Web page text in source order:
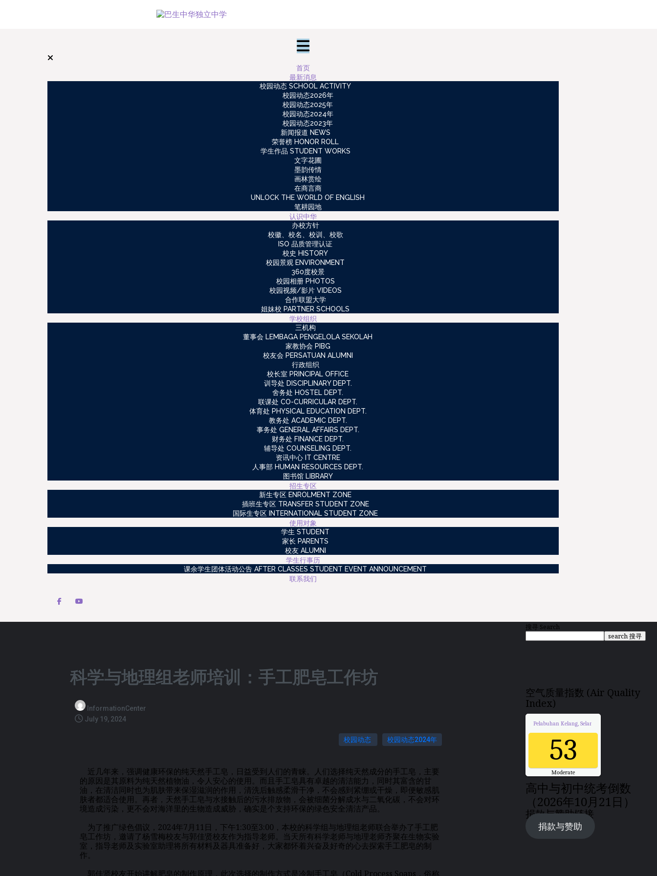
首页
最新消息
校园动态 SCHOOL ACTIVITY
校园动态2026年
校园动态2025年
校园动态2024年
校园动态2023年
新闻报道 NEWS
荣誉榜 HONOR ROLL
学生作品 STUDENT WORKS
文字花圃
墨韵传情
画林赏绘
在商言商
UNLOCK THE WORLD OF ENGLISH
笔耕园地
认识中华
办校方针
校徽、校名、校训、校歌
ISO 品质管理认证
校史 HISTORY
校园景观 ENVIRONMENT
360度校景
校园相册 PHOTOS
校园视频/影片 VIDEOS
合作联盟大学
姐妹校 PARTNER SCHOOLS
学校组织
三机构
董事会 LEMBAGA PENGELOLA SEKOLAH
家教协会 PIBG
校友会 PERSATUAN ALUMNI
行政组织
校长室 PRINCIPAL OFFICE
训导处 DISCIPLINARY DEPT.
舍务处 HOSTEL DEPT.
联课处 CO-CURRICULAR DEPT.
体育处 PHYSICAL EDUCATION DEPT.
教务处 ACADEMIC DEPT.
事务处 GENERAL AFFAIRS DEPT.
财务处 FINANCE DEPT.
辅导处 COUNSELING DEPT.
资讯中心 IT CENTRE
人事部 HUMAN RESOURCES DEPT.
图书馆 LIBRARY
招生专区
新生专区 ENROLMENT ZONE
插班生专区 TRANSFER STUDENT ZONE
国际生专区 INTERNATIONAL STUDENT ZONE
使用对象
学生 STUDENT
家长 PARENTS
校友 ALUMNI
学生行事历
课余学生团体活动公告 AFTER CLASSES STUDENT EVENT ANNOUNCEMENT
联系我们
科学与地理组老师培训：手工肥皂工作坊
InformationCenter
July 19, 2024
校园动态 校园动态2024年
近几年来，强调健康环保的纯天然手工皂，日益受到人们的青睐。人们选择纯天然成分的手工皂，主要
的原因是其原料为纯天然植物油，令人安心的使用。而且手工皂具有卓越的清洁能力，同时其富含的甘
油，在清洁同时也为肌肤带来保湿滋润的作用，清洗后触感柔滑干净，不会感到紧绷或干燥，即便敏感肌
肤者都适合使用。再者，天然手工皂与水接触后的污水排放物，会被细菌分解成水与二氧化碳，不会对环
境造成污染，更不会对海洋里的生物造成威胁，确实是个支持环保的绿色安全清洁产品。
为了推广绿色倡议，2024年7月11日，下午1:30至3:00，本校的科学组与地理组老师联合举办了手工肥
皂工作坊，邀请了杨雪梅校友与郭佳贤校友作为指导老师。当天所有科学老师与地理老师齐聚在生物实验
室，指导老师及实验室助理将所有材料及器具准备好，大家都怀着兴奋及好奇的心去探索手工肥皂的制
作。
郭佳贤校友开始讲解肥皂的制作原理，此次选择的制作方式是冷制手工皂（Cold Process Soaps，俗称
搜寻 Search
search 搜寻
空气质量指数 (Air Quality
Index)
Pelabuhan Kelang, Selangor
53
Moderate
高中与初中统考倒数
（2026年10月21日）
捐款与赞助链接
捐款与赞助